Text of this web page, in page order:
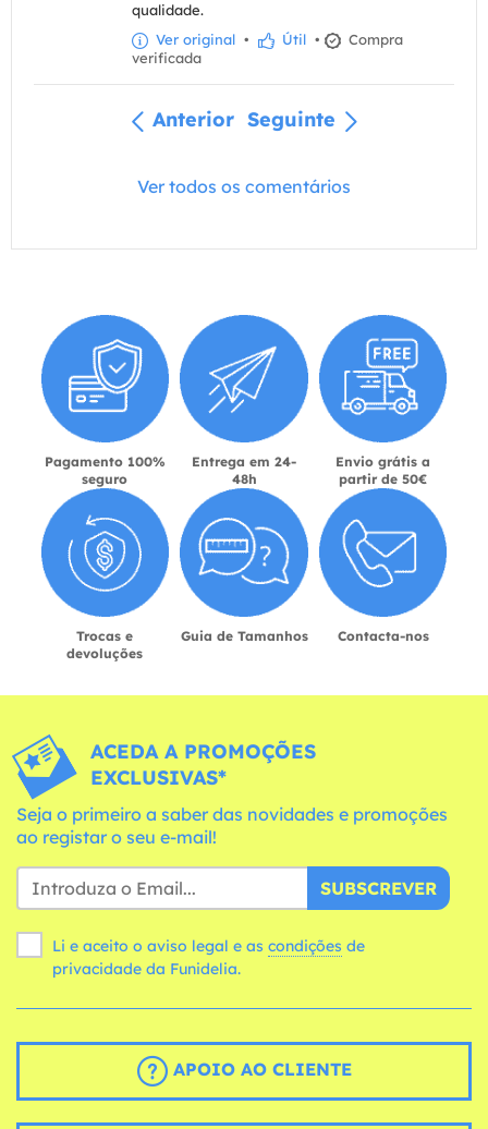
qualidade.
Ver original • Útil •
Compra
verificada
Anterior Seguinte
Ver todos os comentários
Pagamento 100%
seguro
Entrega em 24-
48h
Envio grátis a
partir de 50€
Trocas e
devoluções
Guia de Tamanhos Contacta-nos
ACEDA A PROMOÇÕES
EXCLUSIVAS*
Seja o primeiro a saber das novidades e promoções
ao registar o seu e-mail!
SUBSCREVER
Li e aceito o aviso legal e as condições
privacidade da Funidelia.
APOIO AO CLIENTE